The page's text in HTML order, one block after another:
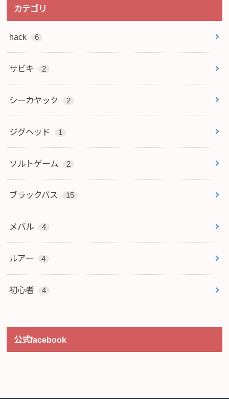
カテゴリ
hack 6
サビキ 2
シーカヤック 2
ジグヘッド 1
ソルトゲーム 2
ブラックバス 15
メバル 4
ルアー 4
初心者 4
公式facebook